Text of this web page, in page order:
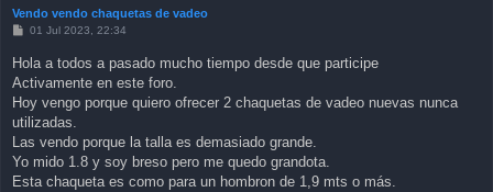
Vendo vendo chaquetas de vadeo
P
t
01 Jul 2023, 22:34
Hola a todos a pasado mucho tiempo desde que participe
Activamente en este foro.
Hoy vengo porque quiero ofrecer 2 chaquetas de vadeo nuevas nunca
utilizadas.
Las vendo porque la talla es demasiado grande.
Yo mido 1.8 y soy breso pero me quedo grandota.
Esta chaqueta es como para un hombron de 1,9 mts o más.